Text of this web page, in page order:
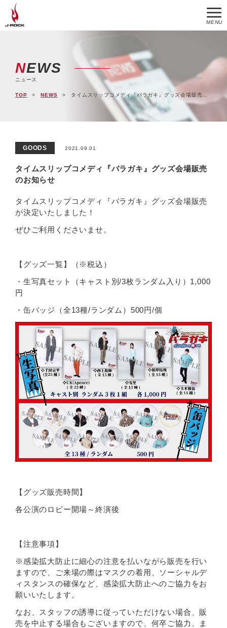
MENU
NEWS
ニュース
TOP NEWS タイムスリップコメディ『バラガキ』グッズ会場販売のお知らせ
GOODS 2021.09.01
タイムスリップコメディ『バラガキ』グッズ会場販売
のお知らせ
タイムスリップコメディ『バラガキ』グッズ会場販売
が決定いたしました！
ぜひご利用くださいませ。
【グッズ一覧】（※税込）
・生写真セット（キャスト別/3枚ランダム入り）1,000
円
・缶バッジ（全13種/ランダム）500円/個
【グッズ販売時間】
各公演のロビー開場～終演後
【注意事項】
※感染拡大防止に細心の注意を払いながら販売を行い
ますので、ご来場の際はマスクの着用、ソーシャルデ
ィスタンスの確保など、感染拡大防止へのご協力をお
願いいたします。
なお、スタッフの誘導に従っていただけない場合、販
売を中止する場合もございますので、何卒ご協力、ま